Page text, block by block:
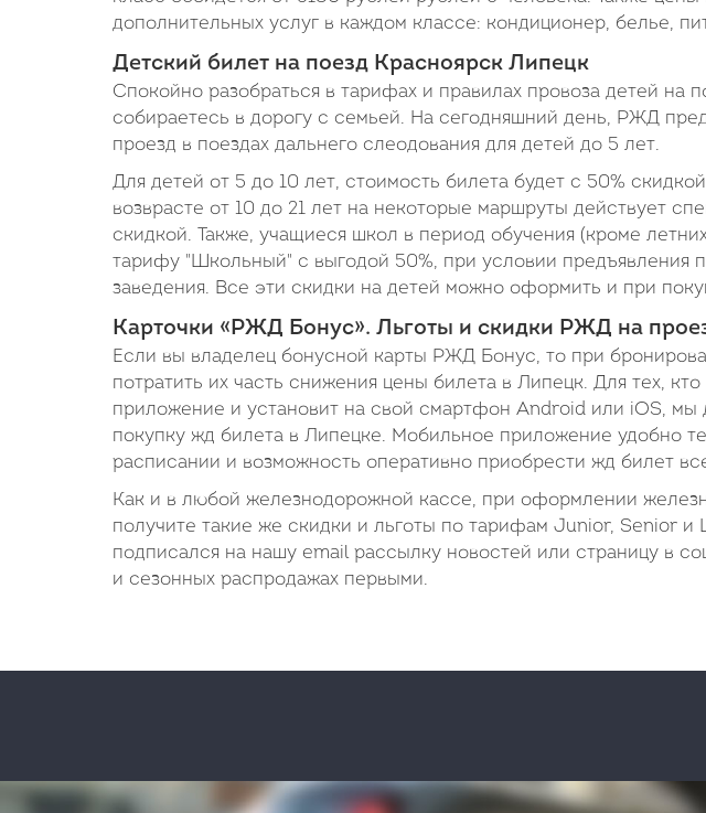
дополнительных услуг в каждом классе: кондиционер, белье,
Детский билет на поезд Красноярск Липецк
Спокойно разобраться в тарифах и правилах провоза детей на
собираетесь в дорогу с семьей. На сегодняшний день, РЖД
проезд в поездах дальнего слеодования для детей до 5 лет.
Для детей от 5 до 10 лет, стоимость билета будет с 50%
возврасте от 10 до 21 лет на некоторые маршруты действует
скидкой. Также, учащиеся школ в период обучения (кроме
тарифу "Школьный" с выгодой 50%, при условии предъявления
заведения. Все эти скидки на детей можно оформить и при
Карточки «РЖД Бонус». Льготы и скидки РЖД на
Если вы владелец бонусной карты РЖД Бонус, то при
потратить их часть снижения цены билета в Липецк. Для тех,
приложение и установит на свой смартфон Android или iOS, мы
покупку жд билета в Липецке. Мобильное приложение удобно
расписании и возможность оперативно приобрести жд билет
Как и в любой железнодорожной кассе, при оформлении
получите такие же скидки и льготы по тарифам Junior, Senior
подписался на нашу email рассылку новостей или страницу в
и сезонных распродажах первыми.